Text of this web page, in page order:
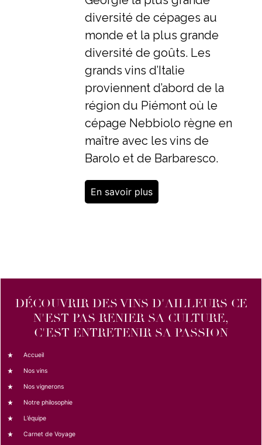
diversité de cépages au
monde et la plus grande
diversité de goûts. Les
grands vins d’Italie
proviennent d’abord de la
région du Piémont où le
cépage Nebbiolo règne en
maître avec les vins de
Barolo et de Barbaresco.
En savoir plus
DÉCOUVRIR DES VINS D'AILLEURS CE
N'EST PAS RENIER SA CULTURE,
C'EST ENTRETENIR SA PASSION
Accueil
Nos vins
Nos vignerons
Notre philosophie
L’équipe
Carnet de Voyage